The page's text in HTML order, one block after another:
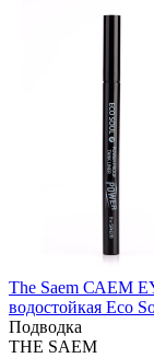
The Saem САЕМ
водостойкая Eco
Подводка
THE SAEM